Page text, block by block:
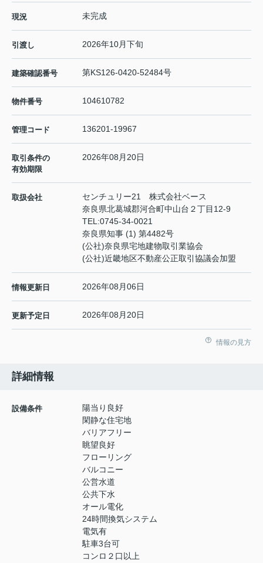
現況 未完成
引渡し 2026年10月下旬
建築確認番号 第KS126-0420-52484号
物件番号 104610782
管理コード 136201-19967
取引条件の
有効期限
2026年08月20日
取扱会社
センチュリー21 株式会社ベース
奈良県北葛城郡河合町中山台２丁目12-9
TEL:0745-34-0021
奈良県知事 (1) 第4482号
(公社)奈良県宅地建物取引業協会
(公社)近畿地区不動産公正取引協議会加盟
情報更新日 2026年08月06日
更新予定日 2026年08月20日
情報の見方
詳細情報
設備条件
陽当り良好
閑静な住宅地
バリアフリー
眺望良好
フローリング
バルコニー
公営水道
公共下水
オール電化
24時間換気システム
電気有
駐車3台可
コンロ２口以上